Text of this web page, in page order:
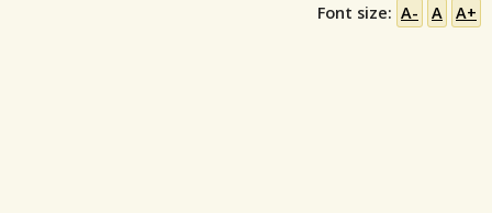
Font size: A- A A+